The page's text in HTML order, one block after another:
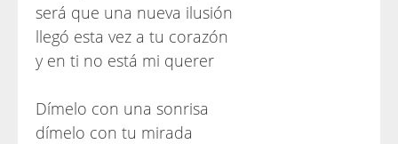
será que una nueva ilusión
llegó esta vez a tu corazón
y en ti no está mi querer
Dímelo con una sonrisa
dímelo con tu mirada